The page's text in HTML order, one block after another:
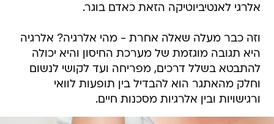
אלרגי לאנטיביוטיקה הזאת כאדם בוגר.
וזה כבר מעלה שאלה אחרת - מהי אלרגיה? אלרגיה
היא תגובה מוגזמת של מערכת החיסון והיא יכולה
להתבטא בשלל דרכים, מפריחה ועד לקושי לנשום
וחלק מהאתגר הוא להבדיל בין תופעות לוואי
ורגישויות ובין אלרגיות מסכנות חיים.